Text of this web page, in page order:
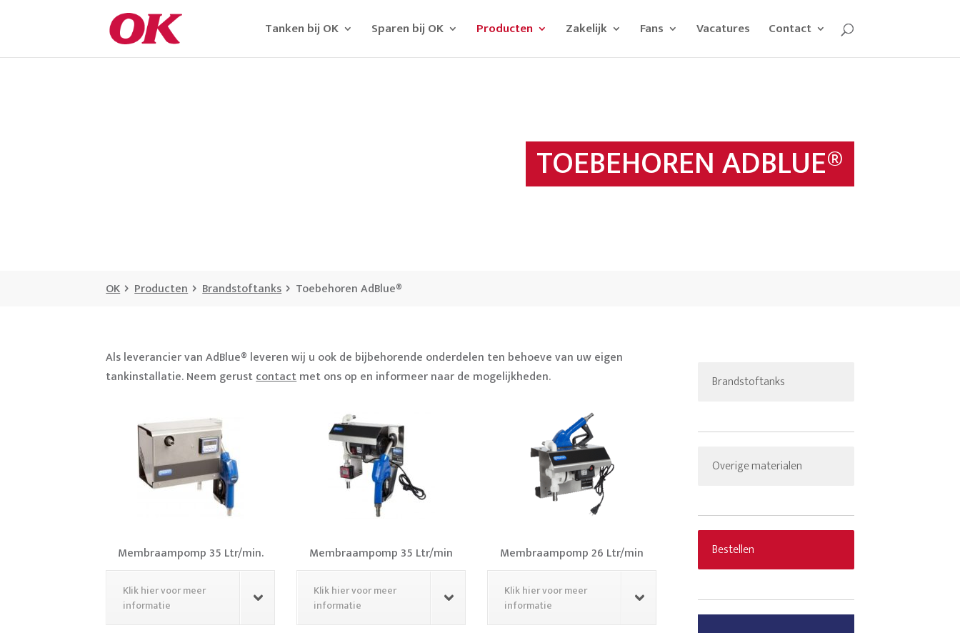
Tanken bij OK Sparen bij OK Producten Zakelijk Fans Vacatures Contact
TOEBEHOREN ADBLUE®
OK Producten Brandstoftanks Toebehoren AdBlue®
Als leverancier van AdBlue® leveren wij u ook de bijbehorende onderdelen ten behoeve van uw eigen
tankinstallatie. Neem gerustcontactmet ons op en informeer naar de mogelijkheden.
Membraampomp 35 Ltr/min.
Klik hier voor meer
informatie
Membraampomp 35 Ltr/min
Klik hier voor meer
informatie
Membraampomp 26 Ltr/min
Klik hier voor meer
informatie
Brandstoftanks
Overige materialen
Bestellen